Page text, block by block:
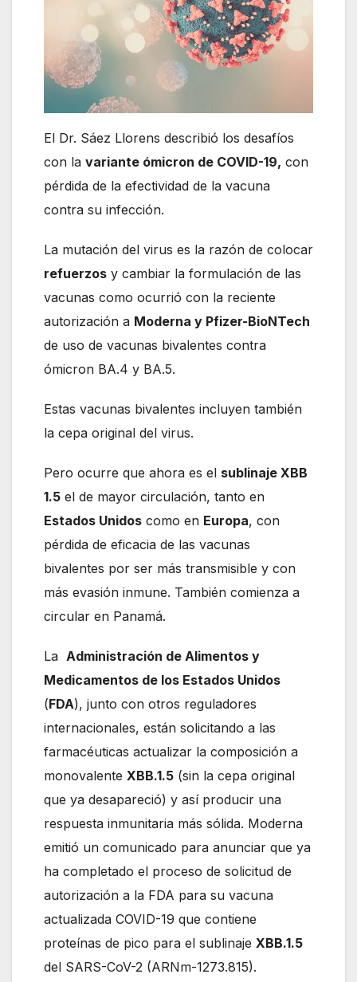
El Dr. Sáez Llorens describió los desafíos
con la variante ómicron de COVID-19, con
pérdida de la efectividad de la vacuna
contra su infección.
La mutación del virus es la razón de colocar
refuerzos y cambiar la formulación de las
vacunas como ocurrió con la reciente
autorización a Moderna y Pfizer-BioNTech
de uso de vacunas bivalentes contra
ómicron BA.4 y BA.5.
Estas vacunas bivalentes incluyen también
la cepa original del virus.
Pero ocurre que ahora es el sublinaje XBB
1.5 el de mayor circulación, tanto en
Estados Unidos como en Europa, con
pérdida de eficacia de las vacunas
bivalentes por ser más transmisible y con
más evasión inmune. También comienza a
circular en Panamá.
La Administración de Alimentos y
Medicamentos de los Estados Unidos
(FDA), junto con otros reguladores
internacionales, están solicitando a las
farmacéuticas actualizar la composición a
monovalente XBB.1.5 (sin la cepa original
que ya desapareció) y así producir una
respuesta inmunitaria más sólida. Moderna
emitió un comunicado para anunciar que ya
ha completado el proceso de solicitud de
autorización a la FDA para su vacuna
actualizada COVID-19 que contiene
proteínas de pico para el sublinaje XBB.1.5
del SARS-CoV-2 (ARNm-1273.815).